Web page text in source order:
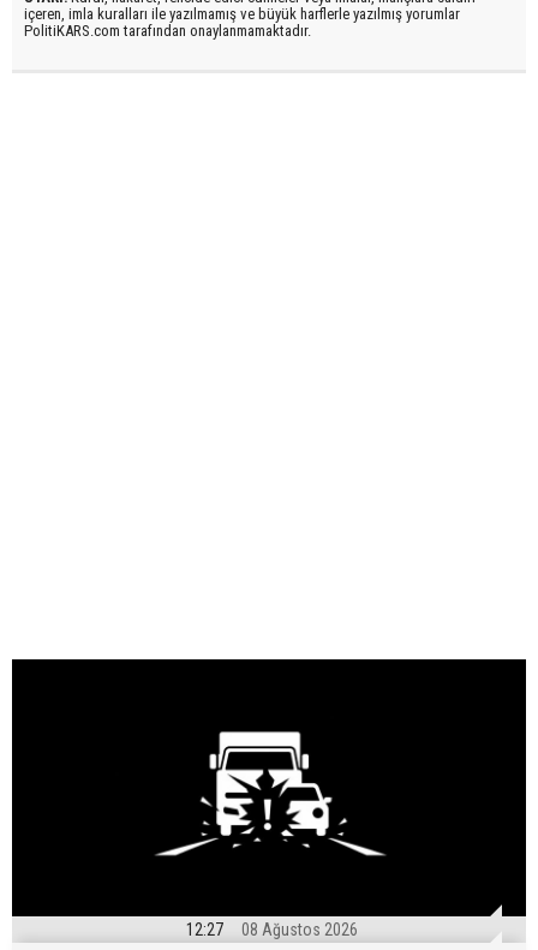
içeren, imla kuralları ile yazılmamış ve büyük harflerle yazılmış yorumlar
PolitiKARS.com tarafından onaylanmamaktadır.
12:27 08 Ağustos 2026